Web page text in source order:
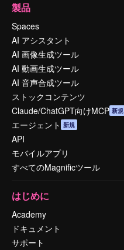
製品
Spaces
AI アシスタント
AI 画像生成ツール
AI 動画生成ツール
AI 音声合成ツール
ストックコンテンツ
Claude/ChatGPT向けMCP 新規
エージェント 新規
API
モバイルアプリ
すべてのMagnificツール
はじめに
Academy
ドキュメント
サポート